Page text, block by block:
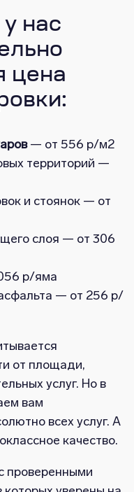
нас
цена
— от 556 р/м2
территорий —
и стоянок — от
слоя — от 306
р/яма
— от 256 р/
от площади,
услуг. Но в
вам
всех услуг. А
качество.
проверенными